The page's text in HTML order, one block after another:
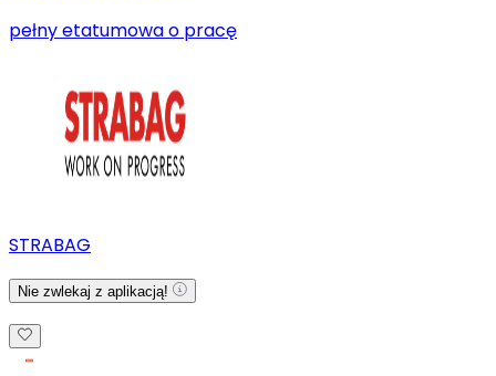
pełny etatumowa o pracę
STRABAG
Nie zwlekaj z aplikacją!